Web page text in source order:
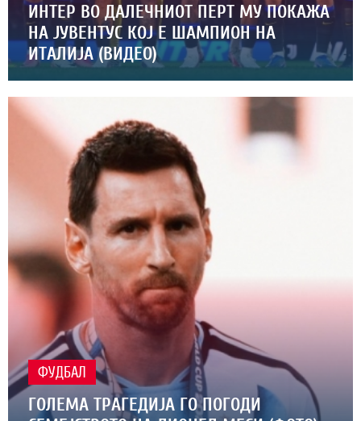
ИНТЕР ВО ДАЛЕЧНИОТ ПЕРТ МУ ПОКАЖА
НА ЈУВЕНТУС КОЈ Е ШАМПИОН НА
ИТАЛИЈА (ВИДЕО)
ФУДБАЛ
ГОЛЕМА ТРАГЕДИЈА ГО ПОГОДИ